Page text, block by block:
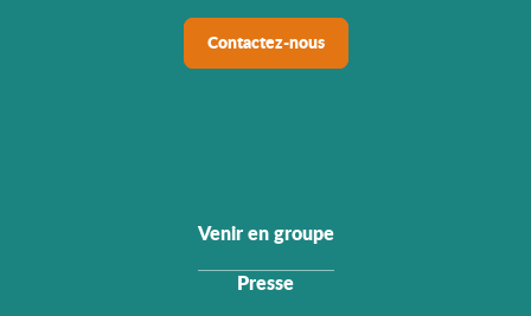
Contactez-nous
Venir en groupe
Presse